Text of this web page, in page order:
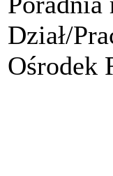
Dział/
Ośrodek